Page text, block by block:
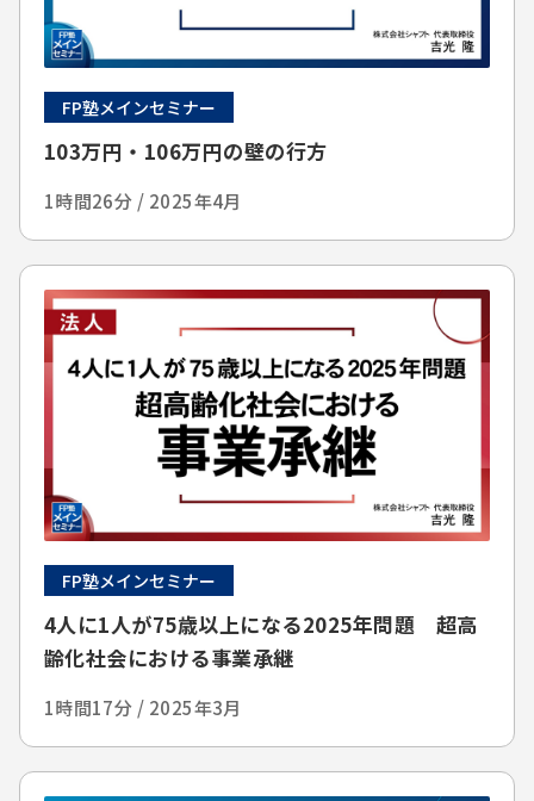
FP塾メインセミナー
103万円・106万円の壁の行方
1時間26分 / 2025年4月
FP塾メインセミナー
4人に1人が75歳以上になる2025年問題 超高
齢化社会における事業承継
1時間17分 / 2025年3月